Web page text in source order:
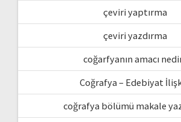
çeviri yaptırma
çeviri yazdırma
coğarfyanın amacı
Coğrafya – Edebiyat
coğrafya bölümü makale